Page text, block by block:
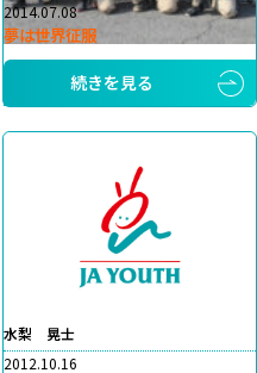
2014.07.08
夢は世界征服
続きを見る
水梨 晃士
2012.10.16